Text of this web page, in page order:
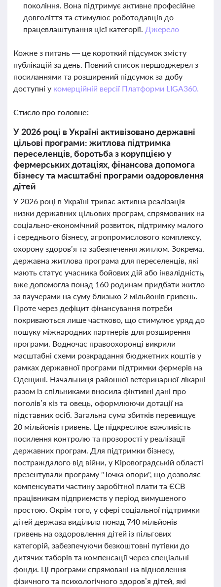
покоління. Вона підтримує активне професійне
довголіття та стимулює роботодавців до
працевлаштування цієї категорії. Джерело
Кожне з питань — це короткий підсумок змісту
публікацій за день. Повний список першоджерел з
посиланнями та розширений підсумок за добу
доступні у комерційній версії Платформи LIGA360.
Стисло про головне:
У 2026 році в Україні активізовано державні
цільові програми: житлова підтримка
переселенців, боротьба з корупцією у
фермерських дотаціях, фінансова допомога
бізнесу та масштабні програми оздоровлення
дітей
У 2026 році в Україні триває активна реалізація
низки державних цільових програм, спрямованих на
соціально-економічний розвиток, підтримку малого
і середнього бізнесу, агропромислового комплексу,
охорону здоров’я та забезпечення житлом. Зокрема,
державна житлова програма для переселенців, які
мають статус учасника бойових дій або інвалідність,
вже допомогла понад 160 родинам придбати житло
за ваучерами на суму близько 2 мільйонів гривень.
Проте через дефіцит фінансування потреби
покриваються лише частково, що стимулює уряд до
пошуку міжнародних партнерів для розширення
програми. Водночас правоохоронці викрили
масштабні схеми розкрадання бюджетних коштів у
рамках державної програми підтримки фермерів на
Одещині. Начальниця районної ветеринарної лікарні
разом із спільниками вносила фіктивні дані про
поголів’я кіз та овець, оформлюючи дотації на
підставних осіб. Загальна сума збитків перевищує
20 мільйонів гривень. Це підкреслює важливість
посилення контролю та прозорості у реалізації
державних програм. Для підтримки бізнесу,
постраждалого від війни, у Кіровоградській області
презентували програму "Точка опори", що дозволяє
компенсувати частину заробітної плати та ЄСВ
працівникам підприємств у період вимушеного
простою. Окрім того, у сфері соціальної підтримки
дітей держава виділила понад 740 мільйонів
гривень на оздоровлення дітей із пільгових
категорій, забезпечуючи безкоштовні путівки до
дитячих таборів та компенсації через спеціальні
фонди. Ці програми спрямовані на відновлення
фізичного та психологічного здоров’я дітей, які